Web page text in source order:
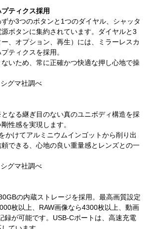
ティクス採用
か3つのボタンと1つのダイヤル、シャッタ
ボタンに集約されています。ダイヤルと3
、オプション、再生）には、ミラーレスカ
ティクスを採用。
いため、常に正確かつ快適な押し心地で操
グマ社調べ
なる継ぎ目のない真のユニボディ構造を採
性感を実現します。
かけてアルミニウムインゴットから削り出
できる、心地の良い重量感とレンズとの一
グマ社調べ
の内蔵ストレージを採用。最高画質設定
枚以上、RAW画像なら4300枚以上、動画
録が可能です。USB-Cポートは、高速充電